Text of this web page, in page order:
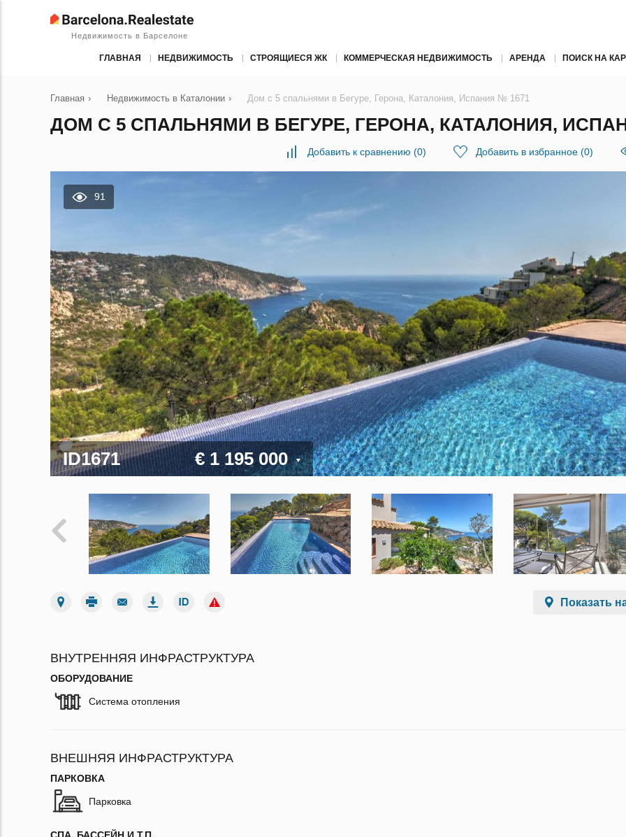
Недвижимость в Барселоне
ГЛАВНАЯ НЕДВИЖИМОСТЬ СТРОЯЩИЕСЯ ЖК КОММЕРЧЕСКАЯ НЕДВИЖИМОСТЬ АРЕНДА ПОИСК НА
Главная › Недвижимость в Каталонии › Дом с 5 спальнями в Бегуре, Герона, Каталония, Испания № 1671
ДОМ С 5 СПАЛЬНЯМИ В БЕГУРЕ, ГЕРОНА, КАТАЛОНИЯ,
Добавить к сравнению (0) Добавить в избранное (0)
91
ID1671 € 1 195 000
Показать
ВНУТРЕННЯЯ ИНФРАСТРУКТУРА
ОБОРУДОВАНИЕ
Система отопления
ВНЕШНЯЯ ИНФРАСТРУКТУРА
ПАРКОВКА
Парковка